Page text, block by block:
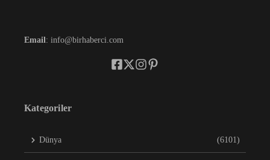
Email: info@birhaberci.com
Kategoriler
Dünya (6101)